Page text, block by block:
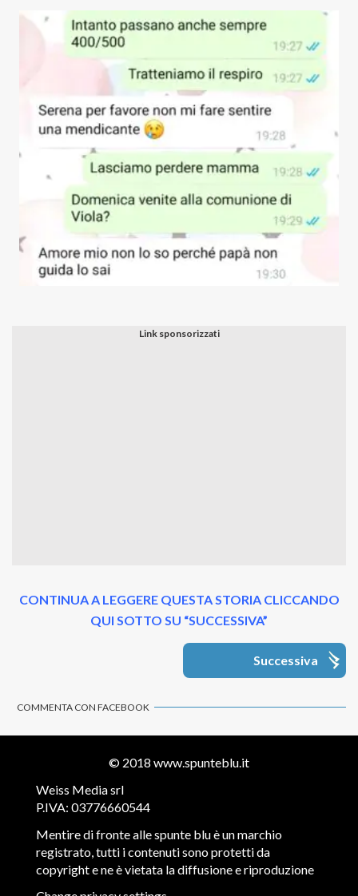
CONTINUA A LEGGERE QUESTA STORIA CLICCANDO
QUI SOTTO SU “SUCCESSIVA”
Successiva
COMMENTA CON FACEBOOK
© 2018 www.spunteblu.it
Weiss Media srl
P.IVA: 03776660544
Mentire di fronte alle spunte blu è un marchio
registrato, tutti i contenuti sono protetti da
copyright e ne è vietata la diffusione e riproduzione